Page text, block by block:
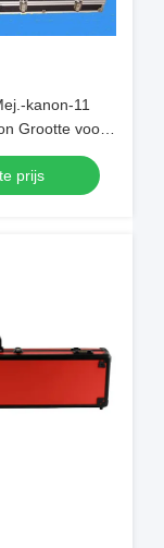
kanon-11
Grootte voor
aangepast
prijs